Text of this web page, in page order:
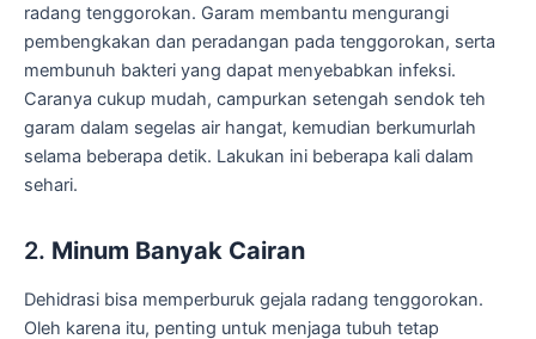
radang tenggorokan. Garam membantu mengurangi
pembengkakan dan peradangan pada tenggorokan, serta
membunuh bakteri yang dapat menyebabkan infeksi.
Caranya cukup mudah, campurkan setengah sendok teh
garam dalam segelas air hangat, kemudian berkumurlah
selama beberapa detik. Lakukan ini beberapa kali dalam
sehari.
2. Minum Banyak Cairan
Dehidrasi bisa memperburuk gejala radang tenggorokan.
Oleh karena itu, penting untuk menjaga tubuh tetap